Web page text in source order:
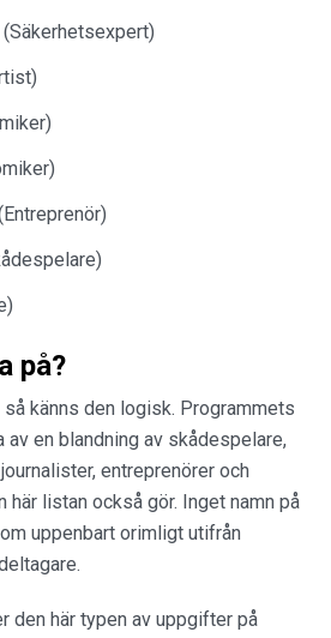
på?
känns den logisk. Programmets
en blandning av skådespelare,
entreprenörer och
listan också gör. Inget namn på
uppenbart orimligt utifrån
den här typen av uppgifter på